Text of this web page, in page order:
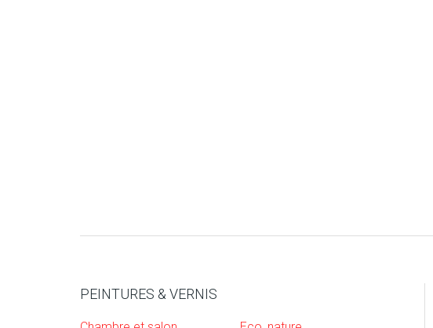
PEINTURES & VERNIS